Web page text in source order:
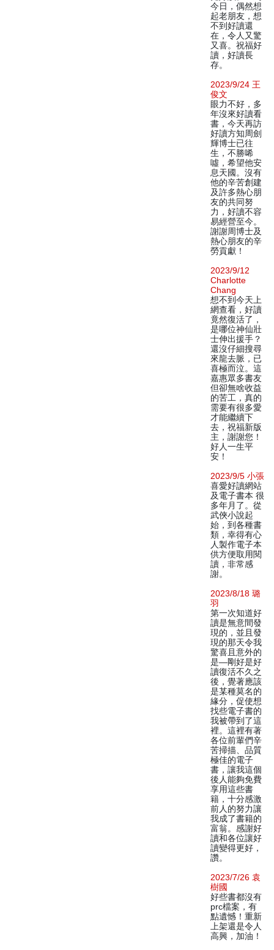
今日，偶然想
起老朋友，想
不到好讀還
在，令人又驚
又喜。祝福好
讀，好讀長
存。
2023/9/24 王
俊文
眼力不好，多
年沒來好讀看
書，今天再訪
好讀方知周劍
輝博士已往
生，不勝唏
噓，希望他安
息天國。沒有
他的辛苦創建
及許多熱心朋
友的共同努
力，好讀不容
易經營至今。
謝謝周博士及
熱心朋友的辛
勞貢獻！
2023/9/12
Charlotte
Chang
想不到今天上
網查看，好讀
竟然復活了，
是哪位神仙壯
士伸出援手？
還沒仔細搜尋
來龍去脈，已
喜極而泣。這
嘉惠眾多書友
但卻無啥收益
的苦工，真的
需要有很多愛
才能繼續下
去，祝福新版
主，謝謝您！
好人一生平
安！
2023/9/5 小張
喜愛好讀網站
及電子書本 很
多年月了。從
武俠小說起
始，到各種書
類，幸得有心
人製作電子本
供方便取用閱
讀，非常感
謝。
2023/8/18 璐
羽
第一次知道好
讀是無意間發
現的，並且發
現的那天令我
驚喜且意外的
是—剛好是好
讀復活不久之
後，覺著應該
是某種莫名的
緣分，促使想
找些電子書的
我被帶到了這
裡。這裡有著
各位前輩們辛
苦掃描、品質
極佳的電子
書，讓我這個
後人能夠免費
享用這些書
籍，十分感激
前人的努力讓
我成了書籍的
富翁。感謝好
讀和各位讓好
讀變得更好，
讚。
2023/7/26 袁
樹國
好些書都沒有
prc檔案，有
點遺憾！重新
上架還是令人
高興，加油！